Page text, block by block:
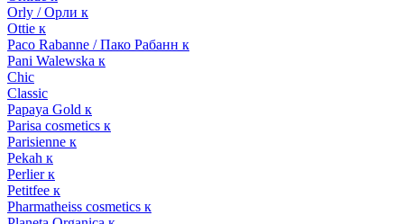
Orly / Орли к
Ottie к
Paco Rabanne / Пако Рабанн к
Pani Walewska к
Chic
Classic
Papaya Gold к
Parisa cosmetics к
Parisienne к
Pekah к
Perlier к
Petitfee к
Pharmatheiss cosmetics к